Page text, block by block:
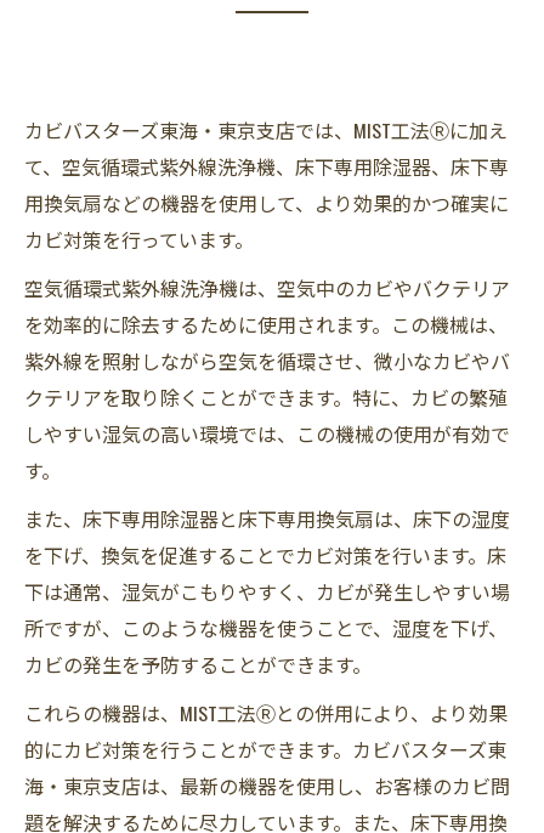
カビバスターズ東海・東京支店では、MIST工法Ⓡに加え
て、空気循環式紫外線洗浄機、床下専用除湿器、床下専
用換気扇などの機器を使用して、より効果的かつ確実に
カビ対策を行っています。
空気循環式紫外線洗浄機は、空気中のカビやバクテリア
を効率的に除去するために使用されます。この機械は、
紫外線を照射しながら空気を循環させ、微小なカビやバ
クテリアを取り除くことができます。特に、カビの繁殖
しやすい湿気の高い環境では、この機械の使用が有効で
す。
また、床下専用除湿器と床下専用換気扇は、床下の湿度
を下げ、換気を促進することでカビ対策を行います。床
下は通常、湿気がこもりやすく、カビが発生しやすい場
所ですが、このような機器を使うことで、湿度を下げ、
カビの発生を予防することができます。
これらの機器は、MIST工法Ⓡとの併用により、より効果
的にカビ対策を行うことができます。カビバスターズ東
海・東京支店は、最新の機器を使用し、お客様のカビ問
題を解決するために尽力しています。また、床下専用換